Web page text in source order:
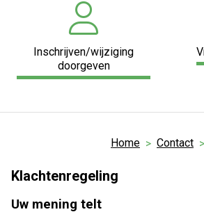
Inschrijven/wijziging
doorgeven
Home Contact
Klachtenregeling
Uw mening telt